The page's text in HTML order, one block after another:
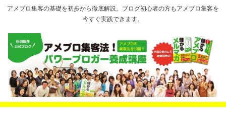
アメブロ集客の基礎を初歩から徹底解説。ブログ初心者の方もアメブロ集客を
今すぐ実践できます。